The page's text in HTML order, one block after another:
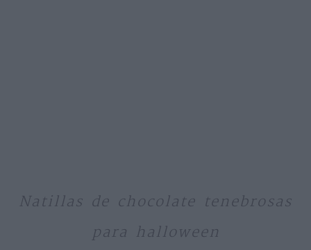
Natillas de chocolate tenebrosas
para halloween